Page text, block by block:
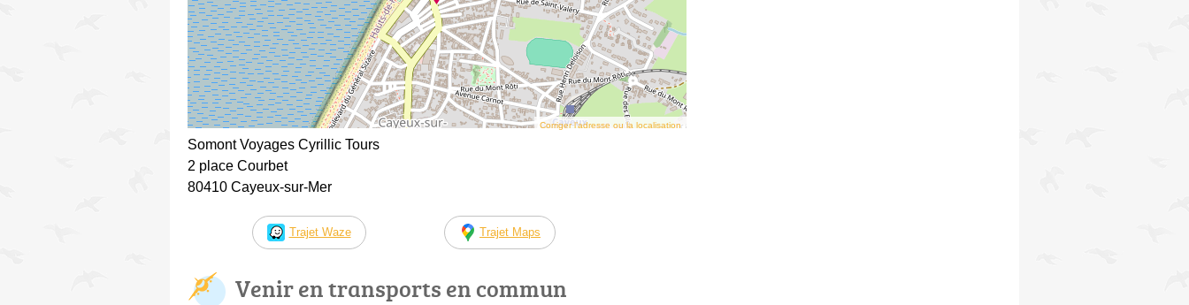
Corriger l’adresse ou la localisation
Somont Voyages Cyrillic Tours
2 place Courbet
80410 Cayeux-sur-Mer
Trajet Waze Trajet Maps
Venir en transports en commun